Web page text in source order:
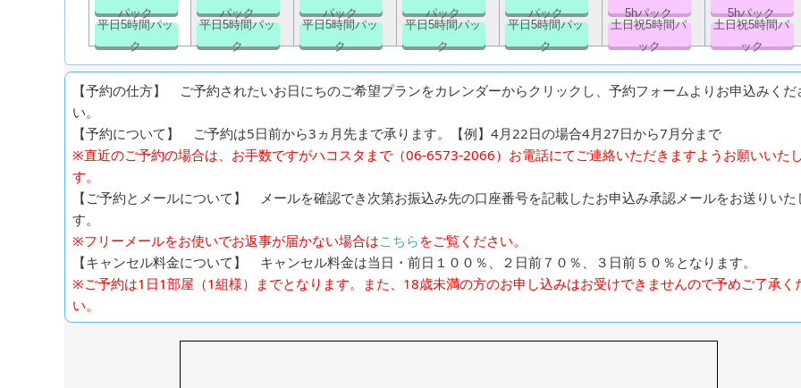
パック
平日5時間パッ
ク
パック
平日5時間パッ
ク
パック
平日5時間パッ
ク
パック
平日5時間パッ
ク
パック
平日5時間パッ
ク
5hパック
土日祝5時間パ
ック
5hパック
土日祝5時間パ
ック
【予約の仕方】 ご予約されたいお日にちのご希望プランをカレンダーからクリックし、予約フォームよりお申込みくだ
い。
【予約について】 ご予約は5日前から3ヵ月先まで承ります。【例】4月22日の場合4月27日から7月分まで
※直近のご予約の場合は、お手数ですがハコスタまで（06-6573-2066）お電話にてご連絡いただきますようお願いいた
す。
【ご予約とメールについて】 メールを確認でき次第お振込み先の口座番号を記載したお申込み承認メールをお送りいた
す。
※フリーメールをお使いでお返事が届かない場合はこちら をご覧ください。
【キャンセル料金について】 キャンセル料金は当日・前日１００％、２日前７０％、３日前５０％となります。
※ご予約は1日1部屋（1組様）までとなります。また、18歳未満の方のお申し込みはお受けできませんので予めご了承く
い。